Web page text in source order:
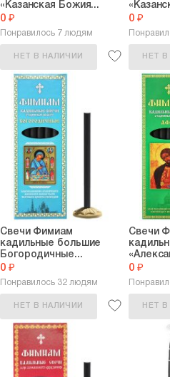
«Казанская Божия...
0 ₽
Понравилось 7 людям
НЕТ В НАЛИЧИИ
0 ₽
НЕТ В
Свечи Фимиам
кадильные большие
Богородичные...
0 ₽
Понравилось 32 людям
НЕТ В НАЛИЧИИ
Свечи
0 ₽
НЕТ В